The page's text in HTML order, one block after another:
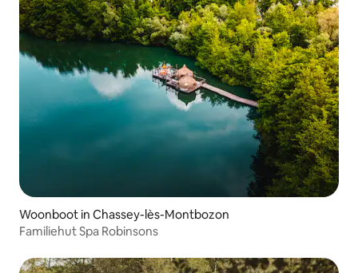
Woonboot in Chassey-lès-Montbozon
Familiehut Spa Robinsons